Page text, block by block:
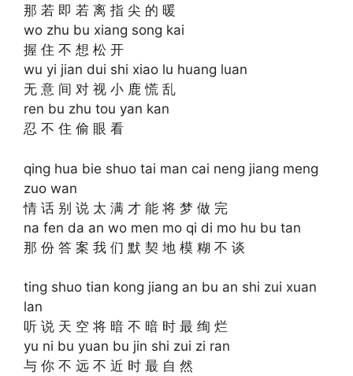
那 若 即 若 离 指 尖 的 暖
wo zhu bu xiang song kai
握 住 不 想 松 开
wu yi jian dui shi xiao lu huang luan
无 意 间 对 视 小 鹿 慌 乱
ren bu zhu tou yan kan
忍 不 住 偷 眼 看
qing hua bie shuo tai man cai neng jiang meng
zuo wan
情 话 别 说 太 满 才 能 将 梦 做 完
na fen da an wo men mo qi di mo hu bu tan
那 份 答 案 我 们 默 契 地 模 糊 不 谈
ting shuo tian kong jiang an bu an shi zui xuan
lan
听 说 天 空 将 暗 不 暗 时 最 绚 烂
yu ni bu yuan bu jin shi zui zi ran
与 你 不 远 不 近 时 最 自 然